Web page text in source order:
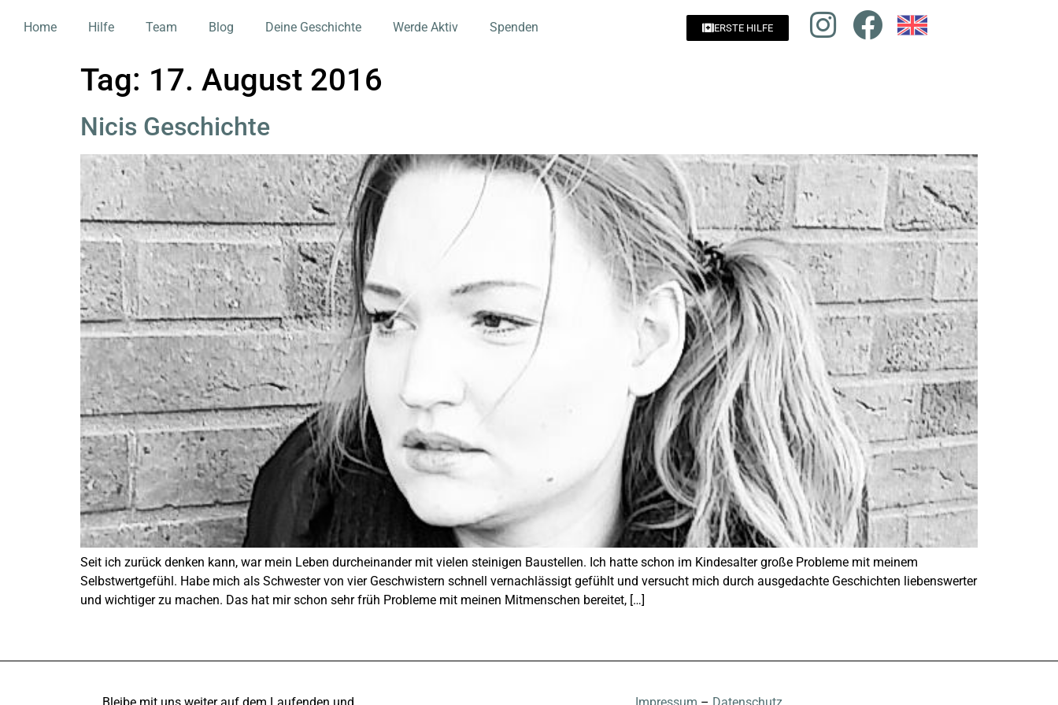
Home Hilfe Team Blog Deine Geschichte Werde Aktiv Spenden ERSTE HILFE
Tag: 17. August 2016
Nicis Geschichte
Seit ich zurück denken kann, war mein Leben durcheinander mit vielen steinigen Baustellen. Ich hatte schon im Kindesalter große Probleme mit meinem
Selbstwertgefühl. Habe mich als Schwester von vier Geschwistern schnell vernachlässigt gefühlt und versucht mich durch ausgedachte Geschichten liebenswerter
und wichtiger zu machen. Das hat mir schon sehr früh Probleme mit meinen Mitmenschen bereitet, […]